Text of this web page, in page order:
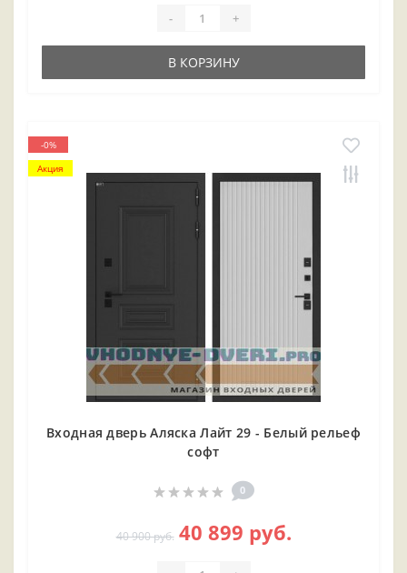
- +
В КОРЗИНУ
-0%
Акция
Входная дверь Аляска Лайт 29 - Белый рельеф
софт
0
40 900 руб. 40 899 руб.